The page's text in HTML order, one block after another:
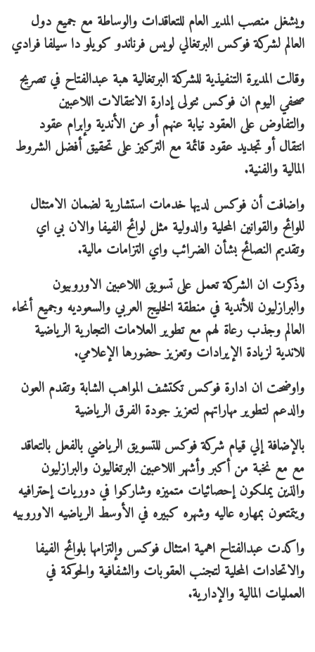
ويشغل منصب المدير العام للتعاقدات والوساطة مع جميع دول
العالم لشركة فوكس البرتغالي لويس فرناندو كويلو دا سيلفا فرادي
وقالت المديرة التنفيذية للشركة البرتغالية هبة عبدالفتاح في تصريح
صحفي اليوم ان فوكس تتولى إدارة الانتقالات اللاعبين
والتفاوض على العقود نيابة عنهم أو عن الأندية وإبرام عقود
انتقال أو تجديد عقود قائمة مع التركيز على تحقيق أفضل الشروط
المالية والفنية.
واضافت أن فوكس لديها خدمات استشارية لضمان الامتثال
للوائح والقوانين المحلية والدولية مثل لوائح الفيفا والان بي اي
وتقديم النصائح بشأن الضرائب واي التزامات مالية.
وذكرت ان الشركة تعمل على تسويق اللاعبين الاوروبيون
والبرازليون للأندية في منطقة الخليج العربي والسعوديه وجميع أنحاء
العالم وجذب رعاة لهم مع تطوير العلامات التجارية الرياضية
للاندية لزيادة الإيرادات وتعزيز حضورها الإعلامي.
واوضحت ان ادارة فوكس تكتشف المواهب الشابة وتقدم العون
والدعم لتطوير مهاراتهم لتعزيز جودة الفرق الرياضية
بالإضافة إلي قيام شركة فوكس للتسويق الرياضي بالفعل بالتعاقد
مع مع نخبة من أكبر وأشهر اللاعبين البرتغاليون والبرازليون
والذين يملكون إحصائيات متميزه وشاركوا في دوريات إحترافيه
ويتمتعون بمهاره عاليه وشهره كبيره في الأوسط الرياضيه الاوروبيه
واكدت عبدالفتاح اهمية امتثال فوكس وإلتزامها بلوائح الفيفا
والاتحادات المحلية لتجنب العقوبات والشفافية والحوكمة في
العمليات المالية والإدارية.